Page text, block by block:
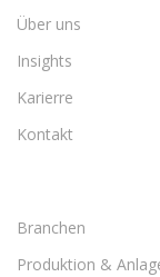
Über uns
Insights
Karierre
Kontakt
Branchen
Produktion &